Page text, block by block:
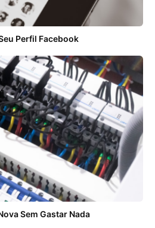
Perfil Facebook
Sem Gastar Nada